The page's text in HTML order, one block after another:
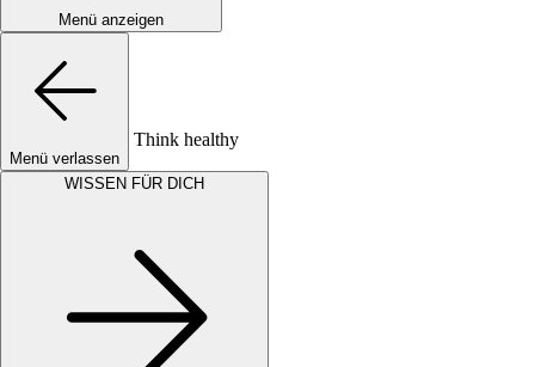
Menü anzeigen
Menü verlassen
Think healthy
WISSEN FÜR DICH